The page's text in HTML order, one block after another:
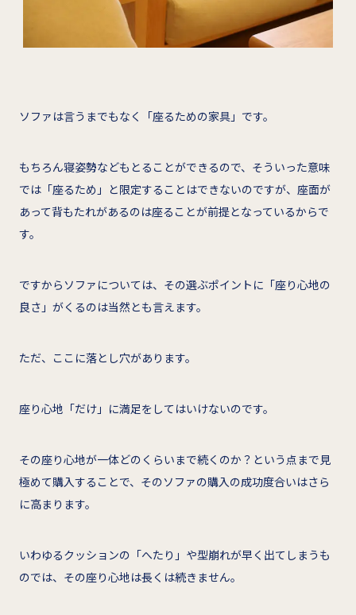
ソファは言うまでもなく「座るための家具」です。
もちろん寝姿勢などもとることができるので、そういった意味
では「座るため」と限定することはできないのですが、座面が
あって背もたれがあるのは座ることが前提となっているからで
す。
ですからソファについては、その選ぶポイントに「座り心地の
良さ」がくるのは当然とも言えます。
ただ、ここに落とし穴があります。
座り心地「だけ」に満足をしてはいけないのです。
その座り心地が一体どのくらいまで続くのか？という点まで見
極めて購入することで、そのソファの購入の成功度合いはさら
に高まります。
いわゆるクッションの「へたり」や型崩れが早く出てしまうも
のでは、その座り心地は長くは続きません。